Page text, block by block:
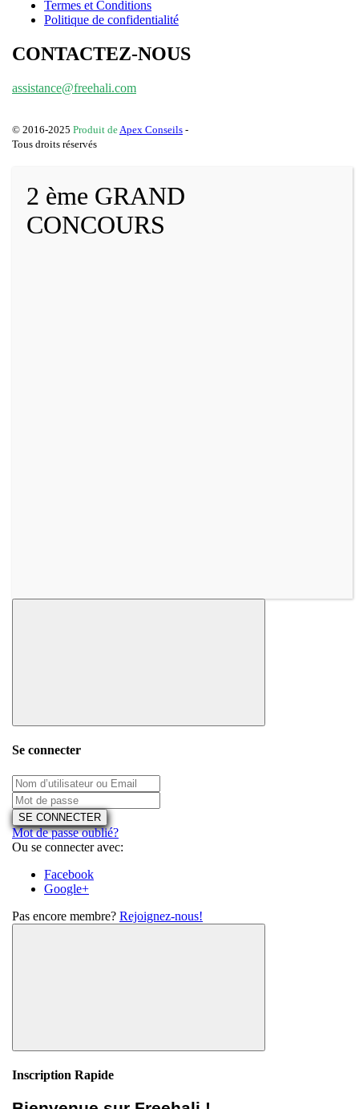
Termes et Conditions
Politique de confidentialité
CONTACTEZ-NOUS
assistance@freehali.com
© 2016-2025 Produit de Apex Conseils -
Tous droits réservés
2 ème GRAND
CONCOURS
Se connecter
SE CONNECTER
Mot de passe oublié?
Ou se connecter avec:
Facebook
Google+
Pas encore membre? Rejoignez-nous!
Inscription Rapide